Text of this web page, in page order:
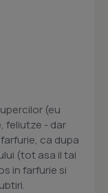
(eu
feliutze - dar
ca dupa
(tot asa il tai
in farfurie si